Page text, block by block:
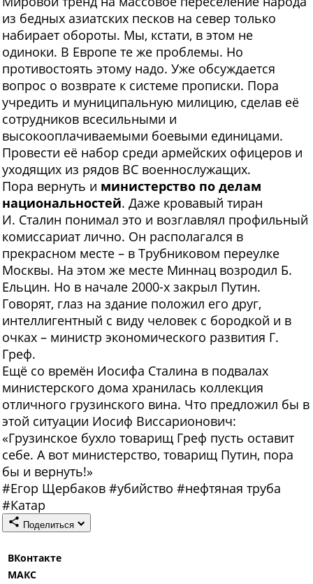
из бедных азиатских песков на север только
набирает обороты. Мы, кстати, в этом не
одиноки. В Европе те же проблемы. Но
противостоять этому надо. Уже обсуждается
вопрос о возврате к системе прописки. Пора
учредить и муниципальную милицию, сделав её
сотрудников всесильными и
высокооплачиваемыми боевыми единицами.
Провести её набор среди армейских офицеров и
уходящих из рядов ВС военнослужащих.
Пора вернуть и министерство по делам
национальностей. Даже кровавый тиран
И. Сталин понимал это и возглавлял профильный
комиссариат лично. Он располагался в
прекрасном месте – в Трубниковом переулке
Москвы. На этом же месте Миннац возродил Б.
Ельцин. Но в начале 2000-х закрыл Путин.
Говорят, глаз на здание положил его друг,
интеллигентный с виду человек с бородкой и в
очках – министр экономического развития Г.
Греф.
Ещё со времён Иосифа Сталина в подвалах
министерского дома хранилась коллекция
отличного грузинского вина. Что предложил бы в
этой ситуации Иосиф Виссарионович:
«Грузинское бухло товарищ Греф пусть оставит
себе. А вот министерство, товарищ Путин, пора
бы и вернуть!»
#Егор Щербаков #убийство #нефтяная труба
#Катар
Поделиться
ВКонтакте
МАКС